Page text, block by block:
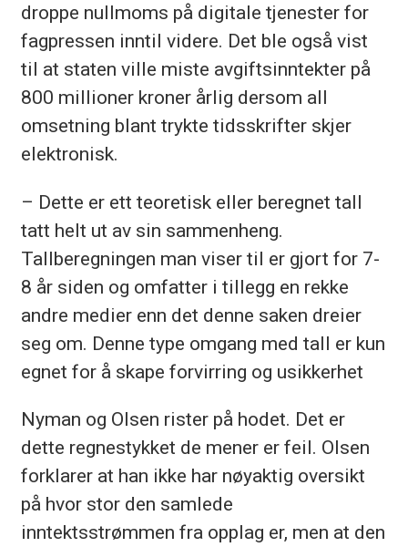
droppe nullmoms på digitale tjenester for
fagpressen inntil videre. Det ble også vist
til at staten ville miste avgiftsinntekter på
800 millioner kroner årlig dersom all
omsetning blant trykte tidsskrifter skjer
elektronisk.
– Dette er ett teoretisk eller beregnet tall
tatt helt ut av sin sammenheng.
Tallberegningen man viser til er gjort for 7-
8 år siden og omfatter i tillegg en rekke
andre medier enn det denne saken dreier
seg om. Denne type omgang med tall er kun
egnet for å skape forvirring og usikkerhet
Nyman og Olsen rister på hodet. Det er
dette regnestykket de mener er feil. Olsen
forklarer at han ikke har nøyaktig oversikt
på hvor stor den samlede
inntektsstrømmen fra opplag er, men at den